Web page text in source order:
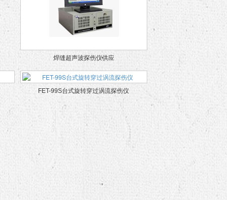
焊缝超声波探伤仪供应
FET-99S台式旋转穿过涡流探伤仪